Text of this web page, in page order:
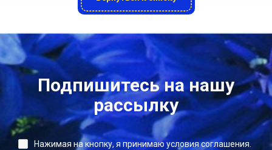
Подпишитесь на нашу
рассылку
Нажимая на кнопку, я принимаю условия соглашения.